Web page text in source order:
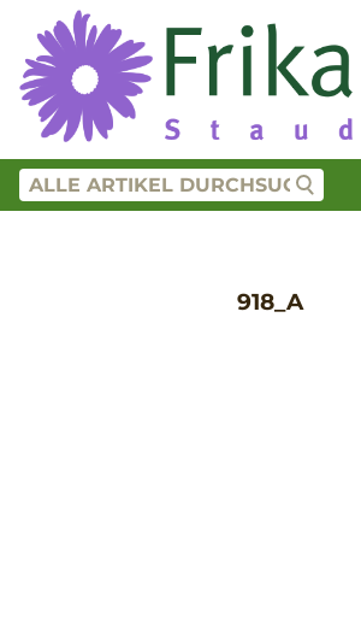
918_A